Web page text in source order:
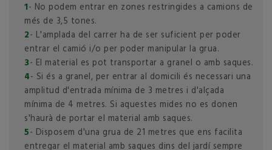
1- No podem entrar en zones restringides a camions de
més de 3,5 tones.
2- L'amplada del carrer ha de ser suficient per poder
entrar el camió i/o per poder manipular la grua.
3- El material es pot transportar a granel o amb saques.
4- Si és a granel, per entrar al domicili és necessari una
amplitud d'entrada mínima de 3 metres i d'alçada
mínima de 4 metres. Si aquestes mides no es donen
s'haurà de portar el material amb saques.
5- Disposem d'una grua de 21 metres que ens facilita
entregar el material amb saques dins del jardí sempre